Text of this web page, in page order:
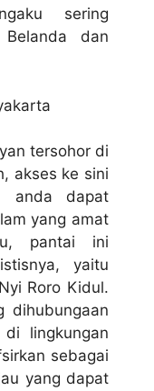
sering
dan
tersohor di
akses ke sini
anda dapat
yang amat
pantai ini
yaitu
Roro Kidul.
dihubungaan
lingkungan
sebagai
yang dapat